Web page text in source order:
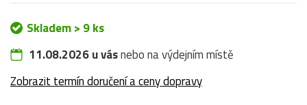
Skladem > 9 ks
11.08.2026 u vásnebo na výdejním místě
Zobrazit termín doručení a ceny dopravy